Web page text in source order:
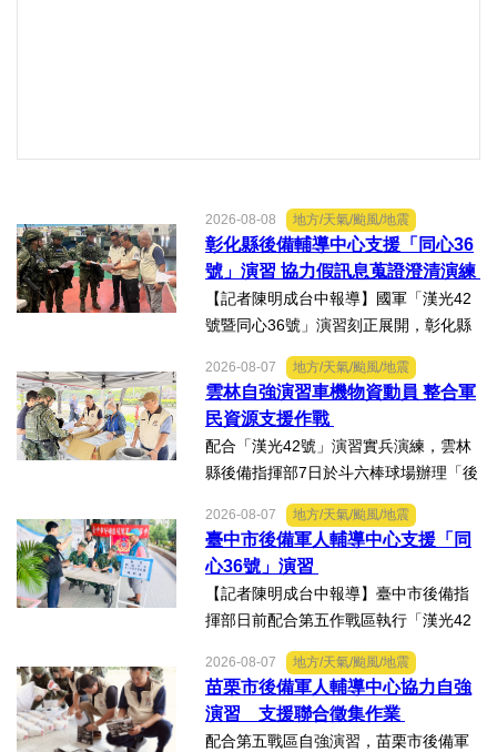
2026-08-08 地方/天氣/颱風/地震
彰化縣後備輔導中心支援「同心36
號」演習 協力假訊息蒐證澄清演練
【記者陳明成台中報導】國軍「漢光42
號暨同心36號」演習刻正展開，彰化縣
後備指揮部依第五作戰區戰略溝通指
導，協力陸軍104旅實施「假訊息蒐證澄
清」演練。動員芳苑鄉後備軍人輔導中
心陳宗文主任、陳芳果秘...
2026-08-07 地方/天氣/颱風/地震
雲林自強演習車機物資動員 整合軍
民資源支援作戰
配合「漢光42號」演習實兵演練，雲林
縣後備指揮部7日於斗六棒球場辦理「後
備部隊車機及物資動員暨軍事運輸及物
資接收作業－自強演習」。【記者陳明
成台中報導】配合「漢光42號」演習實
兵演練，雲林縣後備指揮...
2026-08-07 地方/天氣/颱風/地震
臺中市後備軍人輔導中心支援「同
心36號」演習
【記者陳明成台中報導】臺中市後備指
揮部日前配合第五作戰區執行「漢光42
號演習」協力部隊，實施「同心36號」
教育召集作業，臺中市外埔區、清水
區、大安區等後備軍人輔導中心全力投
入支援任務，設置服務台協助...
2026-08-07 地方/天氣/颱風/地震
苗栗市後備軍人輔導中心協力自強
演習 支援聯合徵集作業
配合第五戰區自強演習，苗栗市後備軍